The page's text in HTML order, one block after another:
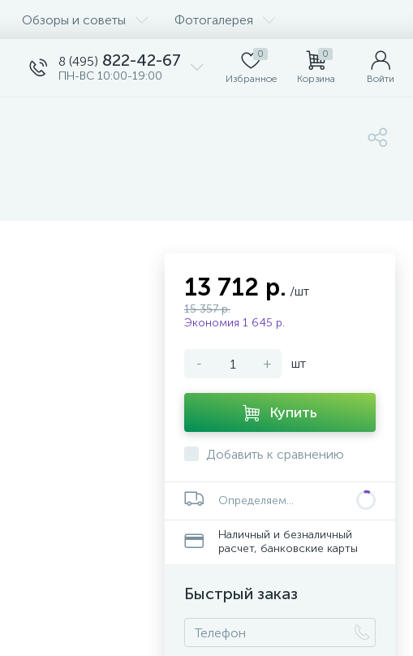
Обзоры и советы Фотогалерея
8 (495) 822-42-67
ПН-ВС 10:00-19:00
0
Избранное
0
Корзина Войти
13 712 р. /шт
15 357 р.
Экономия 1 645 р.
- + шт
Купить
Добавить к сравнению
Определяем...
Наличный и безналичный
расчет, банковские карты
Быстрый заказ